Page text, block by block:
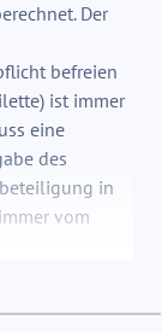
Der
befreien
ist immer
eine
des
in
vom